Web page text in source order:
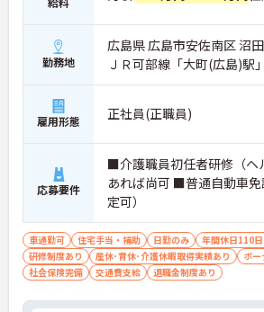
勤務地
広島県 広島市安佐南区 沼
ＪＲ可部線「大町(広島)駅
雇用形態 正社員(正職員)
応募要件
■介護職員初任者研修（ヘ
あれば尚可 ■普通自動車
定可）
車通勤可 住宅手当・補助 日勤のみ 年間休日110
研修制度あり
産休･育休･介護休暇取得実績あり
ボー
社会保険完備
交通費支給 退職金制度あり